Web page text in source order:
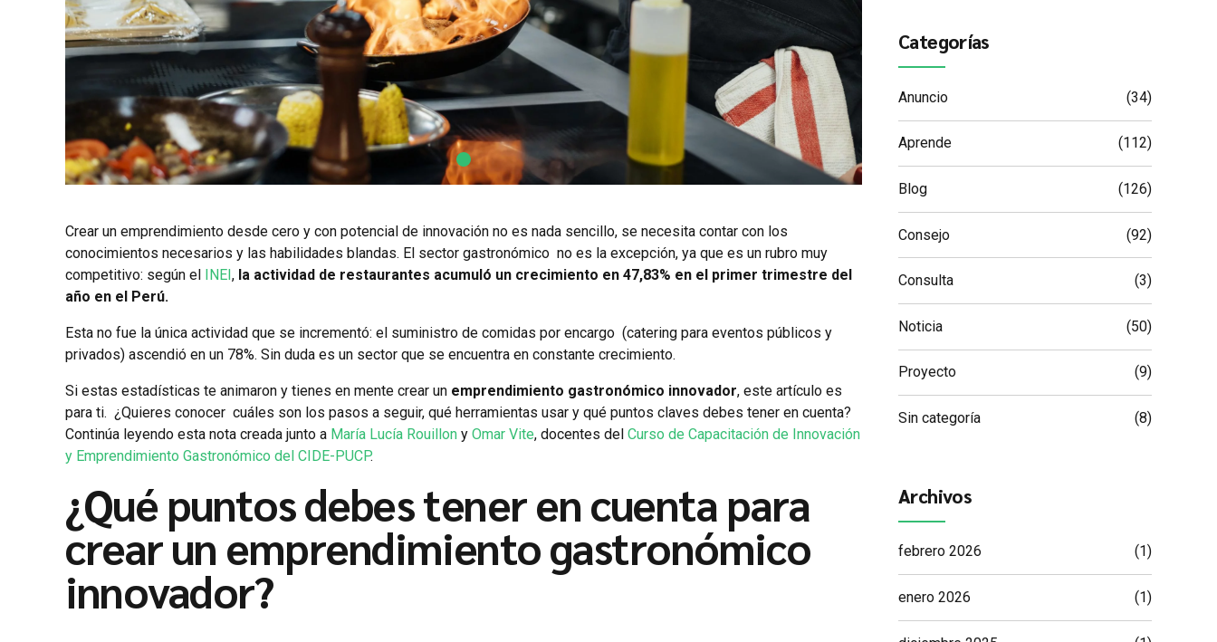
Crear un emprendimiento desde cero y con potencial de innovación no es nada sencillo, se necesita contar con los
conocimientos necesarios y las habilidades blandas. El sector gastronómico no es la excepción, ya que es un rubro muy
competitivo: según el INEI, la actividad de restaurantes acumuló un crecimiento en 47,83% en el primer trimestre del
año en el Perú.
Esta no fue la única actividad que se incrementó: el suministro de comidas por encargo (catering para eventos públicos y
privados) ascendió en un 78%. Sin duda es un sector que se encuentra en constante crecimiento.
Si estas estadísticas te animaron y tienes en mente crear un emprendimiento gastronómico innovador, este artículo es
para ti. ¿Quieres conocer cuáles son los pasos a seguir, qué herramientas usar y qué puntos claves debes tener en cuenta?
Continúa leyendo esta nota creada junto a María Lucía Rouillon y Omar Vite, docentes del Curso de Capacitación de Innovación
y Emprendimiento Gastronómico del CIDE-PUCP.
¿Qué puntos debes tener en cuenta para
crear un emprendimiento gastronómico
innovador?
Categorías
Anuncio (34)
Aprende (112)
Blog (126)
Consejo (92)
Consulta (3)
Noticia (50)
Proyecto (9)
Sin categoría (8)
Archivos
febrero 2026 (1)
enero 2026 (1)